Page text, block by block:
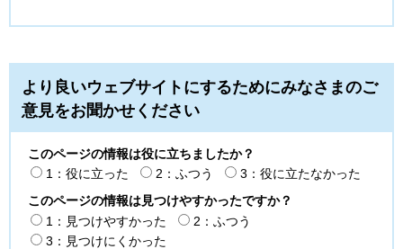
より良いウェブサイトにするためにみなさまのご
意見をお聞かせください
このページの情報は役に立ちましたか？
1：役に立った
2：ふつう
3：役に立たなかった
このページの情報は見つけやすかったですか？
1：見つけやすかった
2：ふつう
3：見つけにくかった